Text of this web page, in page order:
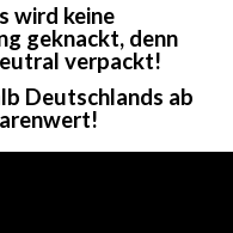
wird keine
geknackt, denn
verpackt!
Deutschlands ab